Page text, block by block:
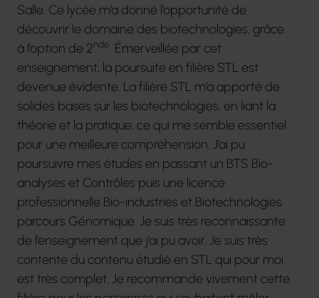
Salle. Ce lycée m’a donné l’opportunité de
découvrir le domaine des biotechnologies, grâce
à l’option de 2nde. Émerveillée par cet
enseignement, la poursuite en filière STL est
devenue évidente. La filière STL m’a apporté de
solides bases sur les biotechnologies, en liant la
théorie et la pratique, ce qui me semble essentiel
pour une meilleure compréhension. J’ai pu
poursuivre mes études en passant un BTS Bio-
analyses et Contrôles puis une licence
professionnelle Bio-industries et Biotechnologies
parcours Génomique. Je suis très reconnaissante
de l’enseignement que j’ai pu avoir. Je suis très
contente du contenu étudié en STL qui pour moi
est très complet. Je recommande vivement cette